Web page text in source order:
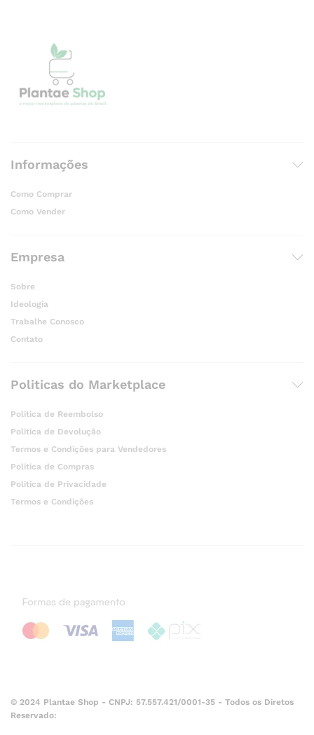
Informações
Como Comprar
Como Vender
Empresa
Sobre
Ideologia
Trabalhe Conosco
Contato
Politicas do Marketplace
Politica de Reembolso
Politica de Devolução
Termos e Condições para Vendedores
Politica de Compras
Politica de Privacidade
Termos e Condições
© 2024 Plantae Shop - CNPJ: 57.557.421/0001-35 - Todos os Diretos
Reservado: